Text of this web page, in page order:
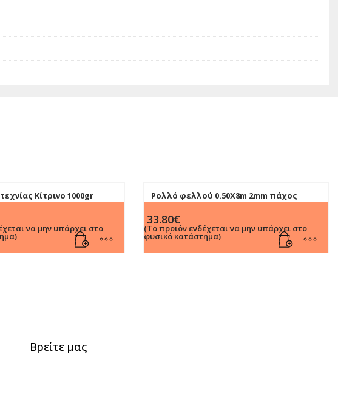
Κίτρινο 1000gr
να μην υπάρχει στο
Ρολλό φελλού 0.50Χ8m 2mm πάχος
33.80€
(Το προϊόν ενδέχεται να μην υπάρχει στο
φυσικό κατάστημα)
Βρείτε μας